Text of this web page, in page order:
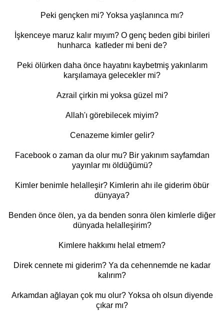
Peki gençken mi? Yoksa yaşlanınca mı?
İşkenceye maruz kalır mıyım? O genç beden gibi birileri
hunharca katleder mi beni de?
Peki ölürken daha önce hayatını kaybetmiş yakınlarım
karşılamaya gelecekler mi?
Azrail çirkin mi yoksa güzel mi?
Allah'ı görebilecek miyim?
Cenazeme kimler gelir?
Facebook o zaman da olur mu? Bir yakınım sayfamdan
yayınlar mı öldüğümü?
Kimler benimle helalleşir? Kimlerin ahı ile giderim öbür
dünyaya?
Benden önce ölen, ya da benden sonra ölen kimlerle diğer
dünyada helalleşirim?
Kimlere hakkımı helal etmem?
Direk cennete mi giderim? Ya da cehennemde ne kadar
kalırım?
Arkamdan ağlayan çok mu olur? Yoksa oh olsun diyende
çıkar mı?